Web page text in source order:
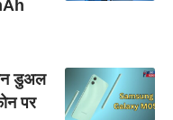
डुअल
पर